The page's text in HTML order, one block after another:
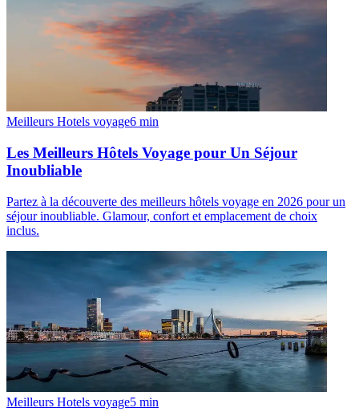
Meilleurs Hotels voyage6 min
Les Meilleurs Hôtels Voyage pour Un Séjour
Inoubliable
Partez à la découverte des meilleurs hôtels voyage en 2026 pour un
séjour inoubliable. Glamour, confort et emplacement de choix
inclus.
Meilleurs Hotels voyage5 min